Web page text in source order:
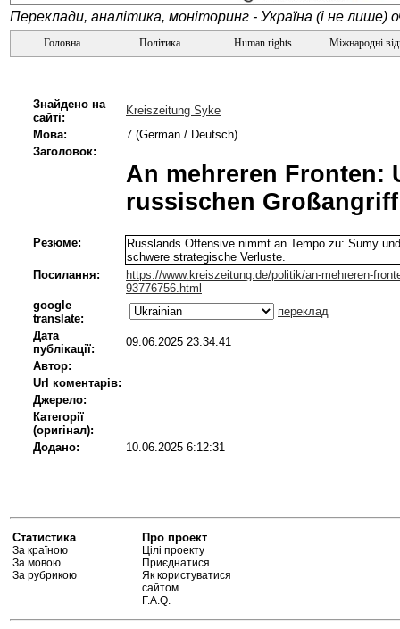
Переклади, аналітика, моніторинг - Україна (і не лише)
Головна Політика Human rights Міжнародні
Знайдено на
сайті:
Kreiszeitung Syke
Мова:
7 (German / Deutsch)
Заголовок:
An mehreren Fronten:
russischen Großangriff
Резюме:
Russlands Offensive nimmt an Tempo zu: Sumy
schwere strategische Verluste.
Посилання:
https://www.kreiszeitung.de/politik/an-mehreren-
93776756.html
google
translate:
переклад
Дата
публікації:
09.06.2025 23:34:41
Автор:
Url коментарів:
Джерело:
Категорії
(оригінал):
Додано:
10.06.2025 6:12:31
Статистика
За країною
За мовою
За рубрикою
Про проект
Цілі проекту
Приєднатися
Як користуватися
сайтом
F.A.Q.